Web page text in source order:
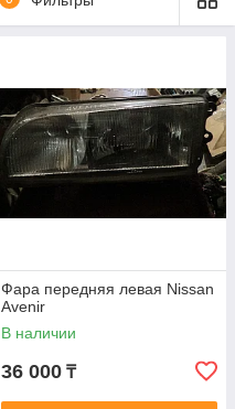
Фара передняя левая Nissan
Avenir
В наличии
36 000 ₸